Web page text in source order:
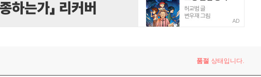
AD
품절 상태입니다.